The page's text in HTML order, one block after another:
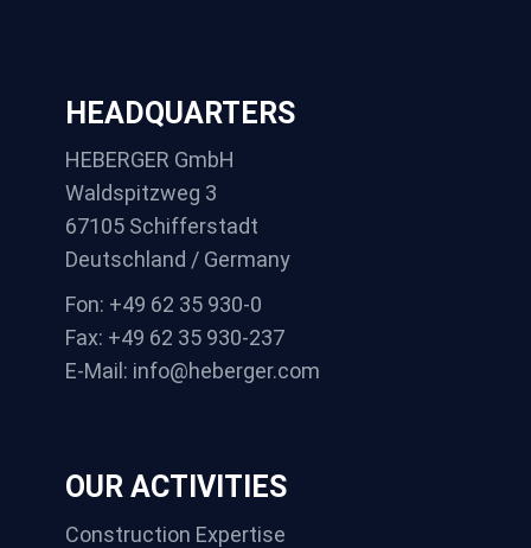
HEADQUARTERS
HEBERGER GmbH
Waldspitzweg 3
67105 Schifferstadt
Deutschland / Germany
Fon: +49 62 35 930-0
Fax: +49 62 35 930-237
E-Mail: info@heberger.com
OUR ACTIVITIES
Construction Expertise